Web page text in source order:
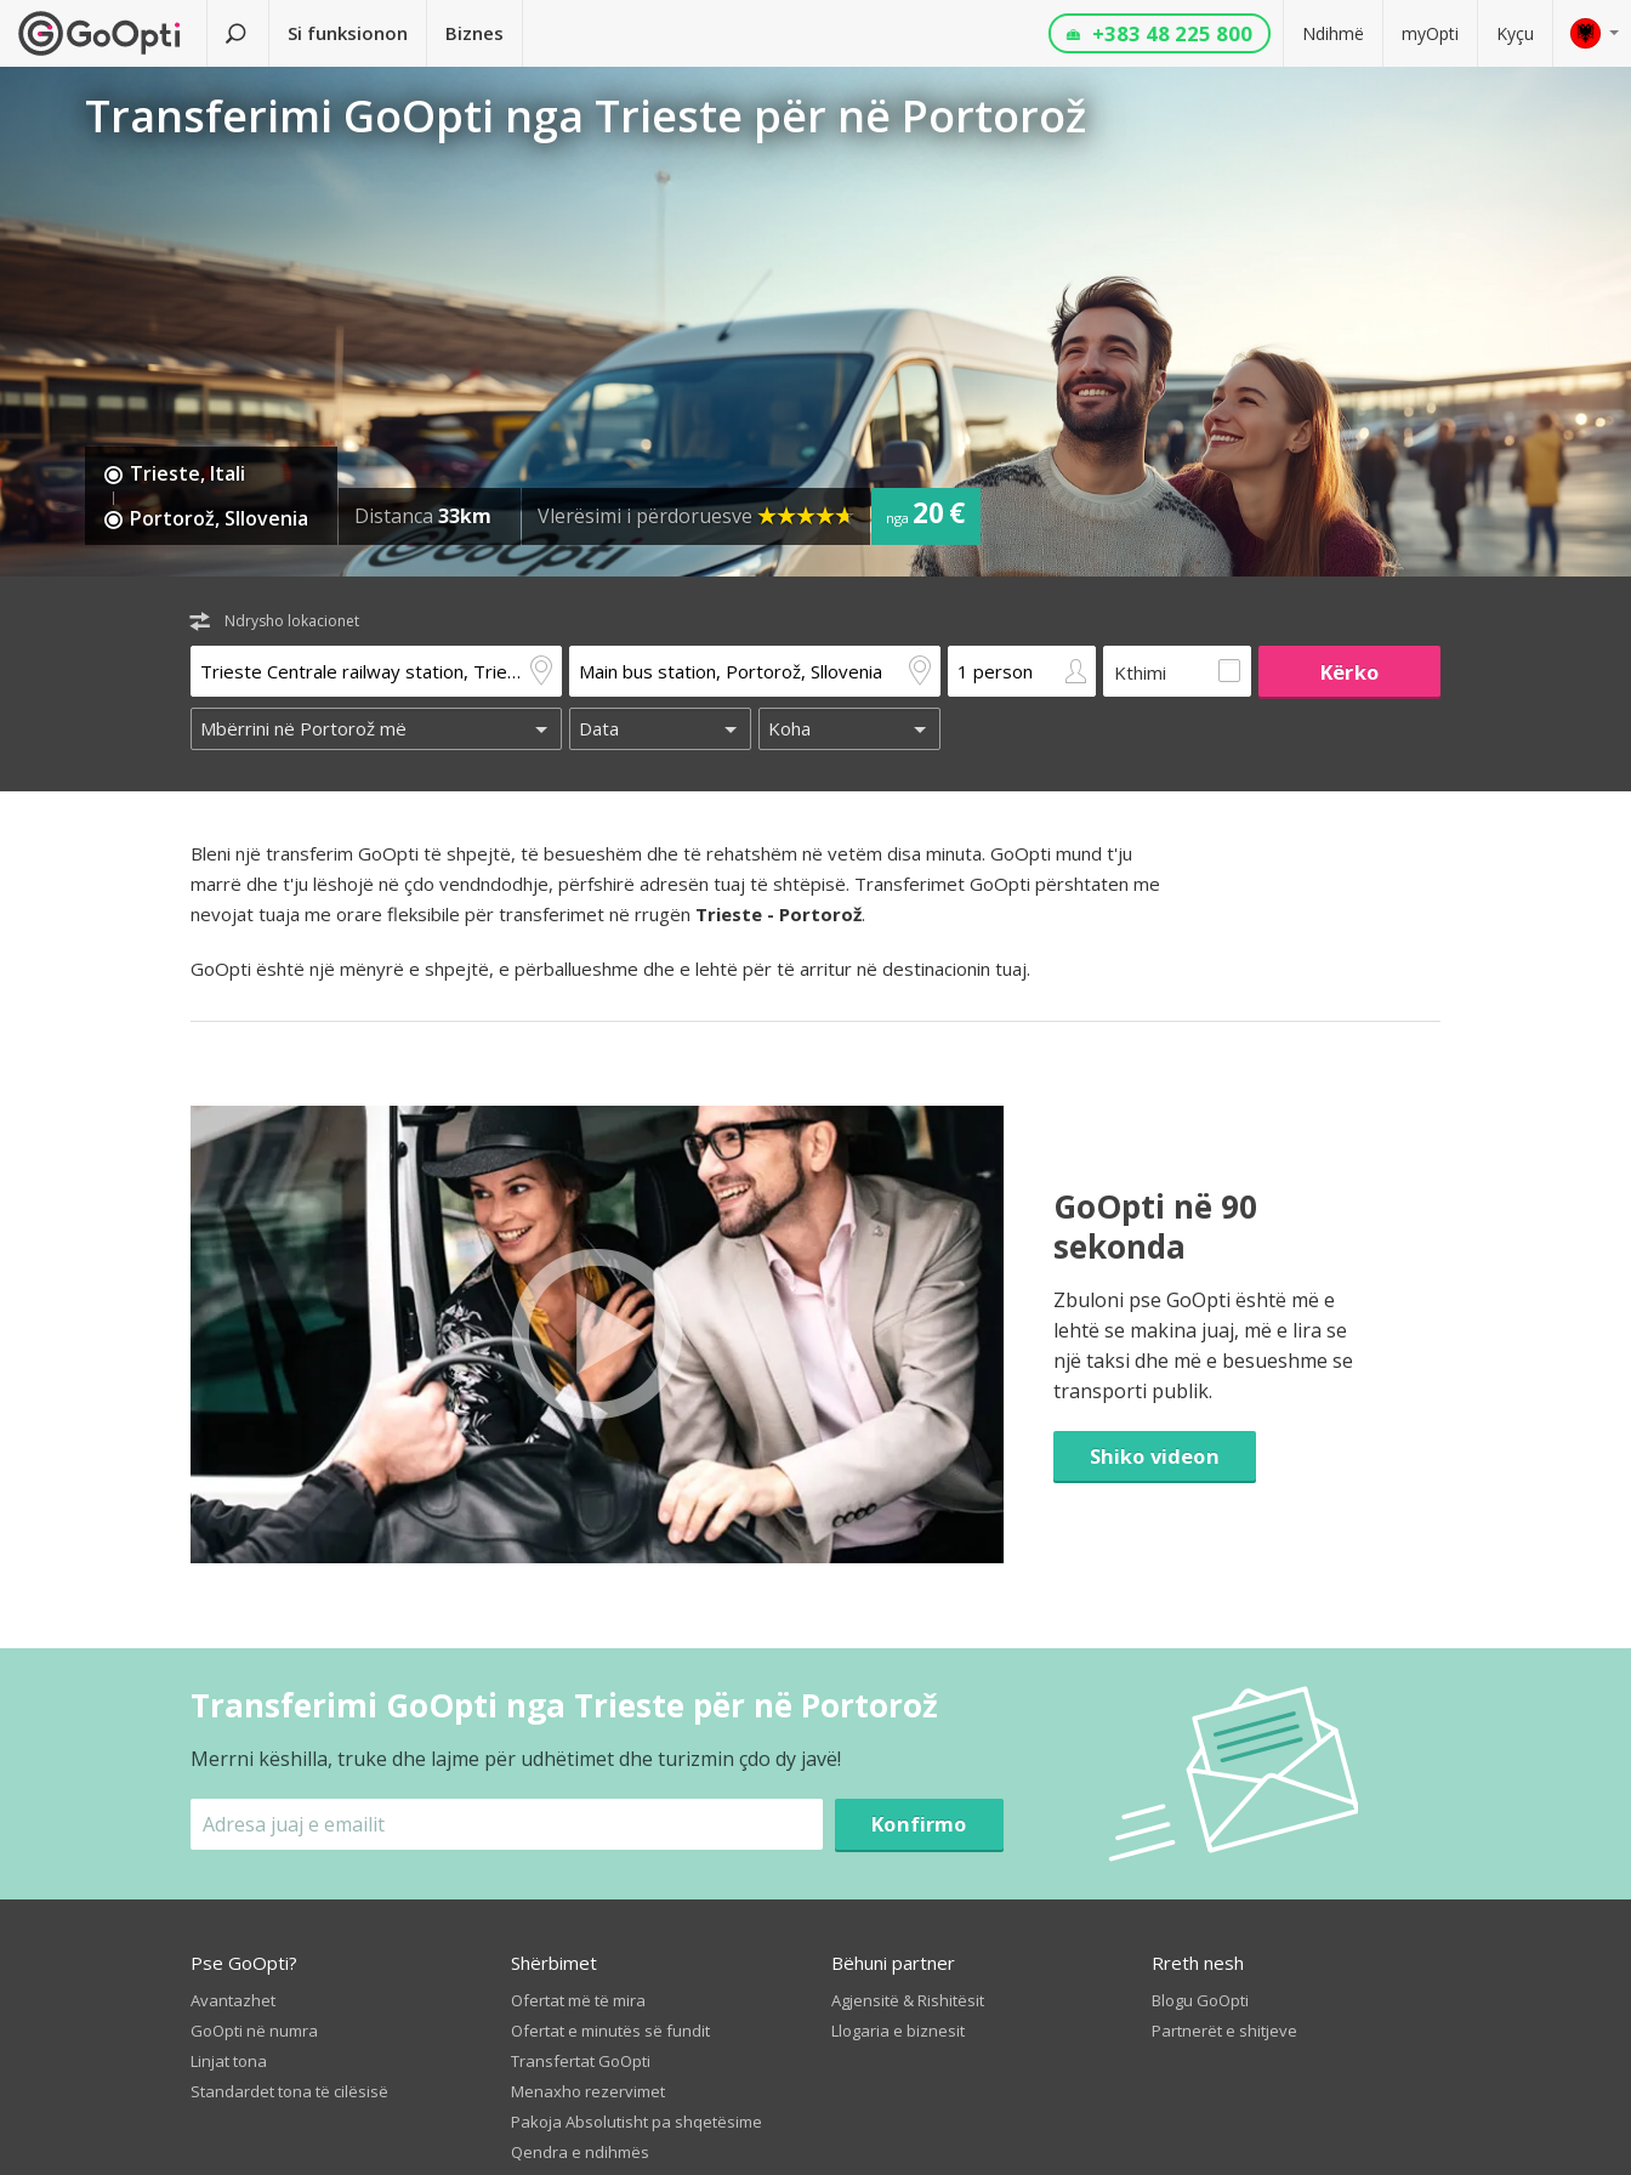
Si funksionon Biznes Ndihmë myOpti Kyçu
+383 48 225 800
Transferimi GoOpti nga Trieste për në Portorož
Trieste, Itali
Portorož, Sllovenia
Distanca33km Vlerësimi i përdoruesve nga 20 €
Ndrysho lokacionet
Kthimi
Bleni një transferim GoOpti të shpejtë, të besueshëm dhe të rehatshëm në vetëm disa minuta. GoOpti mund t'ju
marrë dhe t'ju lëshojë në çdo vendndodhje, përfshirë adresën tuaj të shtëpisë. Transferimet GoOpti përshtaten me
nevojat tuaja me orare fleksibile për transferimet në rrugën Trieste - Portorož.
GoOpti është një mënyrë e shpejtë, e përballueshme dhe e lehtë për të arritur në destinacionin tuaj.
GoOpti në 90
sekonda
Zbuloni pse GoOpti është më e
lehtë se makina juaj, më e lira se
një taksi dhe më e besueshme se
transporti publik.
Shiko videon
Transferimi GoOpti nga Trieste për në Portorož
Merrni këshilla, truke dhe lajme për udhëtimet dhe turizmin çdo dy javë!
Konfirmo
Pse GoOpti?
Avantazhet
GoOpti në numra
Linjat tona
Standardet tona të cilësisë
Shërbimet
Ofertat më të mira
Ofertat e minutës së fundit
Transfertat GoOpti
Menaxho rezervimet
Pakoja Absolutisht pa shqetësime
Qendra e ndihmës
Bëhuni partner
Agjensitë & Rishitësit
Llogaria e biznesit
Rreth nesh
Blogu GoOpti
Partnerët e shitjeve